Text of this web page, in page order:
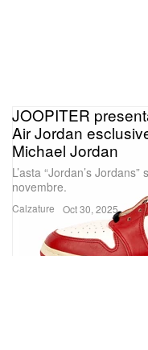
Calzature
JOOPITER
Air Jordan
Michael Jordan
L’asta “Jordan’s
novembre.
Oct 30, 2025